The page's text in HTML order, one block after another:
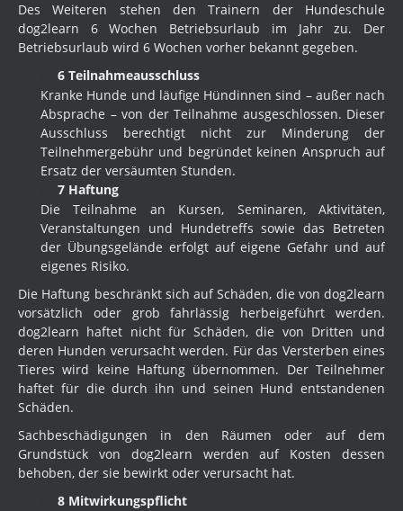
Des Weiteren stehen den Trainern der Hundeschule
dog2learn 6 Wochen Betriebsurlaub im Jahr zu. Der
Betriebsurlaub wird 6 Wochen vorher bekannt gegeben.
6 Teilnahmeausschluss
Kranke Hunde und läufige Hündinnen sind – außer nach
Absprache – von der Teilnahme ausgeschlossen. Dieser
Ausschluss berechtigt nicht zur Minderung der
Teilnehmergebühr und begründet keinen Anspruch auf
Ersatz der versäumten Stunden.
7 Haftung
Die Teilnahme an Kursen, Seminaren, Aktivitäten,
Veranstaltungen und Hundetreffs sowie das Betreten
der Übungsgelände erfolgt auf eigene Gefahr und auf
eigenes Risiko.
Die Haftung beschränkt sich auf Schäden, die von dog2learn
vorsätzlich oder grob fahrlässig herbeigeführt werden.
dog2learn haftet nicht für Schäden, die von Dritten und
deren Hunden verursacht werden. Für das Versterben eines
Tieres wird keine Haftung übernommen. Der Teilnehmer
haftet für die durch ihn und seinen Hund entstandenen
Schäden.
Sachbeschädigungen in den Räumen oder auf dem
Grundstück von dog2learn werden auf Kosten dessen
behoben, der sie bewirkt oder verursacht hat.
8 Mitwirkungspflicht